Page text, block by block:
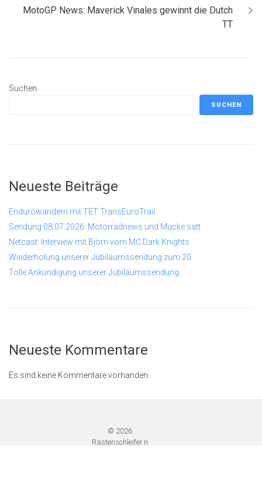
MotoGP News: Maverick Vinales gewinnt die Dutch
TT
Suchen
SUCHEN
Neueste Beiträge
Endurowandern mit TET TransEuroTrail
Sendung 08.07.2026: Motorradnews und Mucke satt
Netcast: Interview mit Björn vom MC Dark Knights
Wiederholung unserer Jubiläumssendung zum 20.
Tolle Ankündigung unserer Jubiläumssendung
Neueste Kommentare
Es sind keine Kommentare vorhanden.
© 2026
Rastenschleifer.n